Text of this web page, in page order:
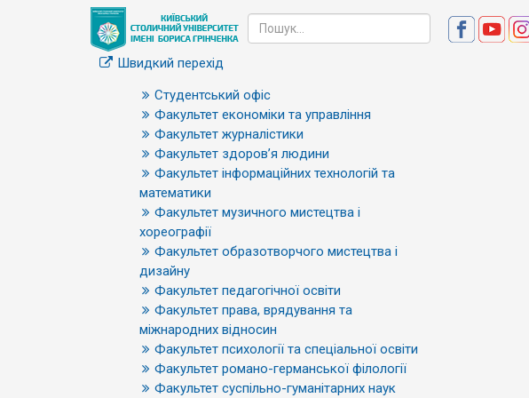
Швидкий перехід
Студентський офіс
Факультет економіки та управління
Факультет журналістики
Факультет здоров’я людини
Факультет інформаційних технологій та
математики
Факультет музичного мистецтва і
хореографії
Факультет образотворчого мистецтва і
дизайну
Факультет педагогічної освіти
Факультет права, врядування та
міжнародних відносин
Факультет психології та спеціальної освіти
Факультет романо-германської філології
Факультет суспільно-гуманітарних наук